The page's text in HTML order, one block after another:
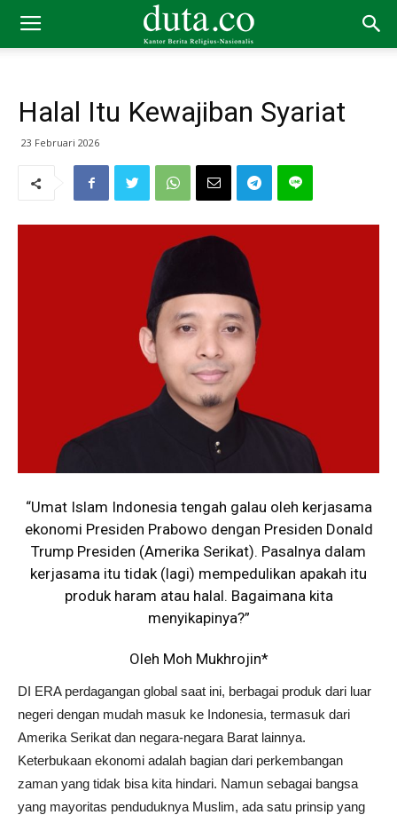
Halal Itu Kewajiban Syariat
23 Februari 2026
“Umat Islam Indonesia tengah galau oleh kerjasama
ekonomi Presiden Prabowo dengan Presiden Donald
Trump Presiden (Amerika Serikat). Pasalnya dalam
kerjasama itu tidak (lagi) mempedulikan apakah itu
produk haram atau halal. Bagaimana kita
menyikapinya?”
Oleh Moh Mukhrojin*
DI ERA perdagangan global saat ini, berbagai produk dari luar
negeri dengan mudah masuk ke Indonesia, termasuk dari
Amerika Serikat dan negara-negara Barat lainnya.
Keterbukaan ekonomi adalah bagian dari perkembangan
zaman yang tidak bisa kita hindari. Namun sebagai bangsa
yang mayoritas penduduknya Muslim, ada satu prinsip yang